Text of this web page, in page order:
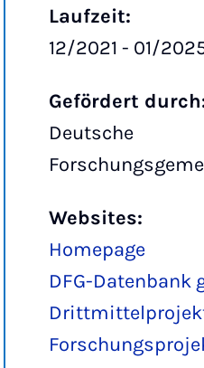
Laufzeit:
12/2021 - 01/
Gefördert
Deutsche
Websites:
Homepage
DFG-Datenbank